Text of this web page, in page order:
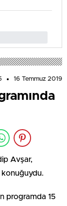
16 Temmuz 2019
Avşar,
konuğuydu.
programda 15